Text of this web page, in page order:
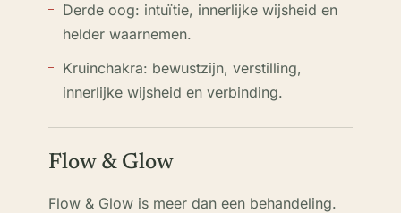
Derde oog: intuïtie, innerlijke wijsheid en
helder waarnemen.
Kruinchakra: bewustzijn, verstilling,
innerlijke wijsheid en verbinding.
Flow & Glow
Flow & Glow is meer dan een behandeling.